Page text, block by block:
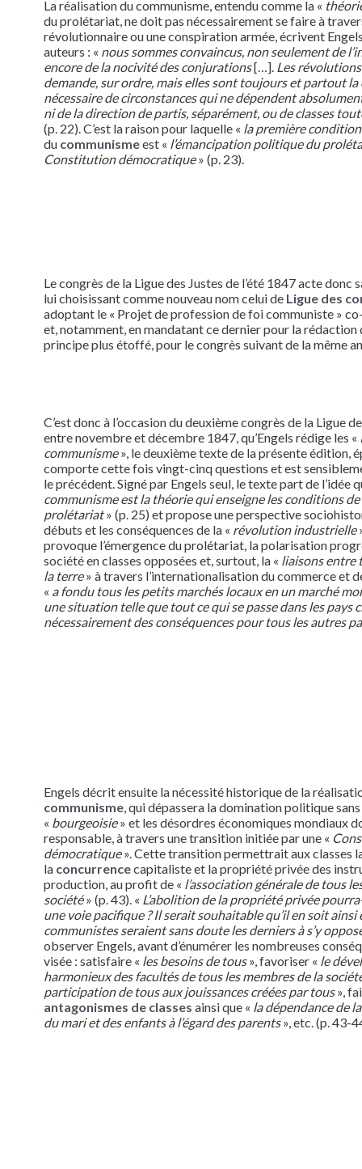
La réalisation du communisme, entendu comme la «
du prolétariat, ne doit pas nécessairement se faire à
révolutionnaire ou une conspiration armée, écrivent
auteurs : « nous sommes convaincus, non seulement de
encore de la nocivité des conjurations[…]. Les
demande, sur ordre, mais elles sont toujours et partout la
nécessaire de circonstances qui ne dépendent
ni de la direction de partis, séparément, ou de classes
(p. 22). C’est la raison pour laquelle « la première condition
du communismeest « l’émancipation politique du
Constitution démocratique» (p. 23).
Le congrès de la Ligue des Justes de l’été 1847 acte donc
lui choisissant comme nouveau nom celui de Ligue des
adoptant le « Projet de profession de foi communiste »
et, notamment, en mandatant ce dernier pour la rédaction
principe plus étoffé, pour le congrès suivant de la même
C’est donc à l’occasion du deuxième congrès de la Ligue
entre novembre et décembre 1847, qu’Engels rédige les «
communisme», le deuxième texte de la présente édition,
comporte cette fois vingt-cinq questions et est
le précédent. Signé par Engels seul, le texte part de l’idée
communisme est la théorie qui enseigne les conditions
prolétariat» (p. 25) et propose une perspective
débuts et les conséquences de la « révolution industrielle
provoque l’émergence du prolétariat, la polarisation
société en classes opposées et, surtout, la « liaisons entre
la terre» à travers l’internationalisation du commerce et
« a fondu tous les petits marchés locaux en un marché
une situation telle que tout ce qui se passe dans les pays
nécessairement des conséquences pour tous les autres
Engels décrit ensuite la nécessité historique de la
communisme, qui dépassera la domination politique
« bourgeoisie» et les désordres économiques mondiaux
responsable, à travers une transition initiée par une «
démocratique». Cette transition permettrait aux classes
la concurrencecapitaliste et la propriété privée des
production, au profit de « l’association générale de tous
société» (p. 43). « L’abolition de la propriété privée
une voie pacifique ? Il serait souhaitable qu’il en soit ainsi
communistes seraient sans doute les derniers à s’y
observer Engels, avant d’énumérer les nombreuses
visée : satisfaire « les besoins de tous», favoriser « le
harmonieux des facultés de tous les membres de la
participation de tous aux jouissances créées par tous»,
antagonismes de classes ainsi que « la dépendance de
du mari et des enfants à l’égard des parents», etc. (p. 43-